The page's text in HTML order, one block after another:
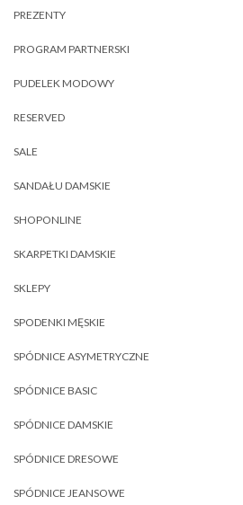
PREZENTY
PROGRAM PARTNERSKI
PUDELEK MODOWY
RESERVED
SALE
SANDAŁU DAMSKIE
SHOPONLINE
SKARPETKI DAMSKIE
SKLEPY
SPODENKI MĘSKIE
SPÓDNICE ASYMETRYCZNE
SPÓDNICE BASIC
SPÓDNICE DAMSKIE
SPÓDNICE DRESOWE
SPÓDNICE JEANSOWE